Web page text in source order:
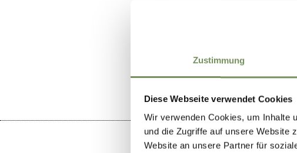
Zustimmung
Diese Webseite verwendet Cookies
Wir verwenden Cookies, um Inhalte
und die Zugriffe auf unsere Website
Website an unsere Partner für